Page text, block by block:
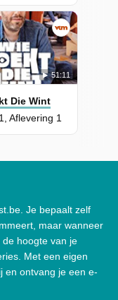
51:11
Die Wint
Aflevering 1
Je bepaalt zelf
maar wanneer
hoogte van je
Met een eigen
en ontvang je een e-